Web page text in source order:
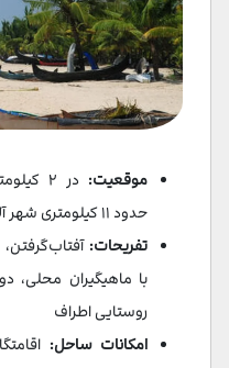
موقعیت:
در ۲
حدود ۱۱ کیلومتری شهر آلاپوزا در ایالت کرالا
تفریحات:
با ماهیگیران محلی،
روستایی اطراف
امکانات ساحل: